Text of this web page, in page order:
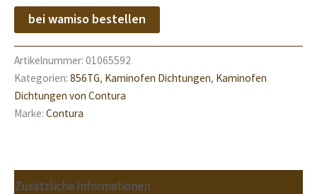
bei wamiso bestellen
Artikelnummer: 01065592
Kategorien: 856TG, Kaminofen Dichtungen, Kaminofen
Dichtungen von Contura
Marke: Contura
Zusätzliche Informationen